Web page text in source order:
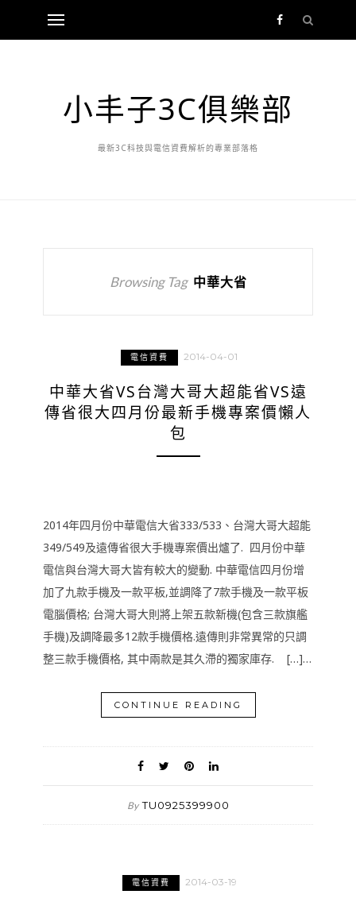
小丰子3C俱樂部
最新3C科技與電信資費解析的專業部落格
Browsing Tag 中華大省
電信資費 2014-04-01
中華大省VS台灣大哥大超能省VS遠
傳省很大四月份最新手機專案價懶人
包
2014年四月份中華電信大省333/533、台灣大哥大超能
349/549及遠傳省很大手機專案價出爐了. 四月份中華
電信與台灣大哥大皆有較大的變動. 中華電信四月份增
加了九款手機及一款平板,並調降了7款手機及一款平板
電腦價格; 台灣大哥大則將上架五款新機(包含三款旗艦
手機)及調降最多12款手機價格.遠傳則非常異常的只調
整三款手機價格, 其中兩款是其久滯的獨家庫存. […]…
CONTINUE READING
By TU0925399900
電信資費 2014-03-19